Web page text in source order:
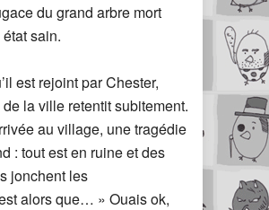
du grand arbre mort
sain.
est rejoint par Chester,
de la ville retentit subitement.
au village, une tragédie
: tout est en ruine et des
jonchent les
alors que… » Ouais ok,